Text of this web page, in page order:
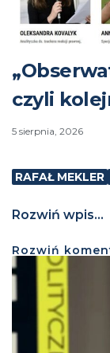
czyli
5 sierpnia, 2026
RAFAŁ MEKLER
Rozwiń wpis...
Rozwiń